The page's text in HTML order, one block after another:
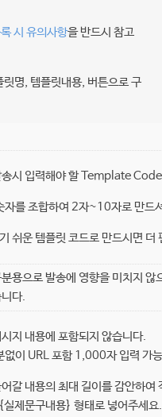
시 유의사항을 반드시 참고
명, 템플릿내용, 버튼으로 구
송시 입력해야 할 Template
자를 조합하여 2자~10자로 만드
쉬운 템플릿 코드로 만드시면 더
용으로 발송에 영향을 미치지 않
다.
지 내용에 포함되지 않습니다.
없이 URL 포함 1,000자 입력 가
갈 내용의 최대 길이를 감안하여
제문구내용} 형태로 넣어주세요.